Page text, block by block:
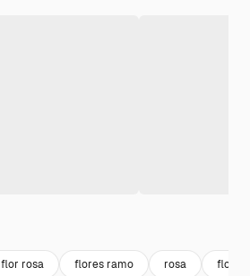
flor rosa flores ramo rosa floral